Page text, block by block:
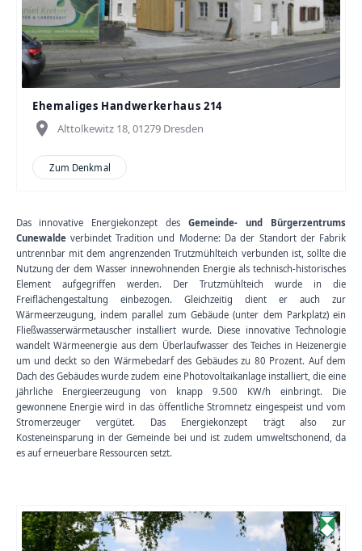
Ehemaliges Handwerkerhaus 214
place Alttolkewitz 18, 01279 Dresden
Zum Denkmal
Das innovative Energiekonzept desGemeinde- und Bürgerzentrums
Cunewaldeverbindet Tradition und Moderne: Da der Standort der Fabrik
untrennbar mit dem angrenzenden Trutzmühlteich verbunden ist, sollte die
Nutzung der dem Wasser innewohnenden Energie als technisch-historisches
Element aufgegriffen werden. Der Trutzmühlteich wurde in die
Freiflächengestaltung einbezogen. Gleichzeitig dient er auch zur
Wärmeerzeugung, indem parallel zum Gebäude (unter dem Parkplatz) ein
Fließwasserwärmetauscher installiert wurde. Diese innovative Technologie
wandelt Wärmeenergie aus dem Überlaufwasser des Teiches in Heizenergie
um und deckt so den Wärmebedarf des Gebäudes zu 80 Prozent. Auf dem
Dach des Gebäudes wurde zudem eine Photovoltaikanlage installiert, die eine
jährliche Energieerzeugung von knapp 9.500 KW/h einbringt. Die
gewonnene Energie wird in das öffentliche Stromnetz eingespeist und vom
Stromerzeuger vergütet. Das Energiekonzept trägt also zur
Kosteneinsparung in der Gemeinde bei und ist zudem umweltschonend, da
es auf erneuerbare Ressourcen setzt.